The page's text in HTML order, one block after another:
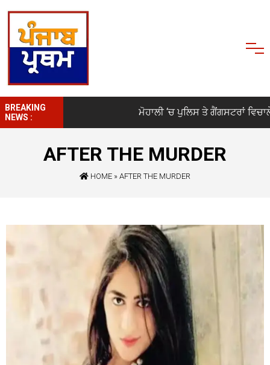
BREAKING
NEWS :
ਮੋਹਾਲੀ ‘ਚ ਪੁਲਿਸ ਤੇ ਗੈਂਗਸਟਰਾਂ
AFTER THE MURDER
HOME » AFTER THE MURDER